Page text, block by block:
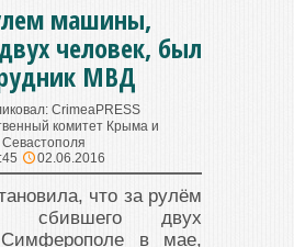
машины,
человек, был
МВД
CrimeaPRESS
комитет Крыма и
Севастополя
02.06.2016
что за рулём
сбившего двух
в мае,